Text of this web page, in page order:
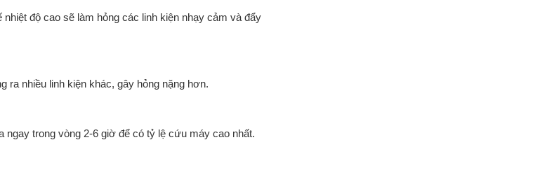
độ cao sẽ làm hỏng các linh kiện nhạy cảm và đẩy
nhiều linh kiện khác, gây hỏng nặng hơn.
trong vòng 2-6 giờ để có tỷ lệ cứu máy cao nhất.